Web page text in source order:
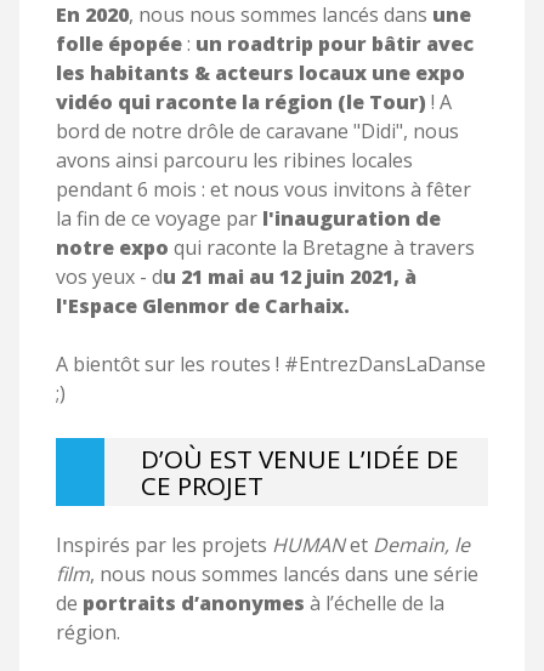
En 2020, nous nous sommes lancés dans une
folle épopée: un roadtrip pour bâtir avec
les habitants & acteurs locaux une expo
vidéo qui raconte la région (le Tour) ! A
bord de notre drôle de caravane "Didi", nous
avons ainsi parcouru les ribines locales
pendant 6 mois : et nous vous invitons à fêter
la fin de ce voyage par l'inauguration de
notre expo qui raconte la Bretagne à travers
vos yeux - du 21 mai au 12 juin 2021, à
l'Espace Glenmor de Carhaix.
A bientôt sur les routes ! #EntrezDansLaDanse
;)
D’OÙ EST VENUE L’IDÉE DE
CE PROJET
Inspirés par les projets HUMANet Demain, le
film, nous nous sommes lancés dans une série
de portraits d’anonymes à l’échelle de la
région.